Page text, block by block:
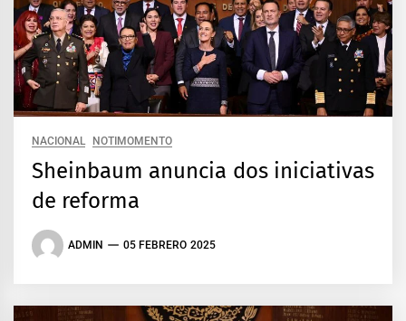
NACIONAL NOTIMOMENTO
Sheinbaum anuncia dos iniciativas
de reforma
ADMIN 05 FEBRERO 2025